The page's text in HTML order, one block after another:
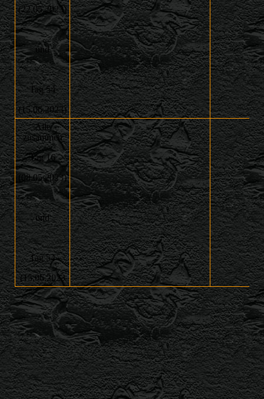
(22.05.2023)
und
Tag 54
(15.06.2023)
Alle
zusammen
Tag 16
(08.05.2023)
und
Tag 54
(15.06.2023